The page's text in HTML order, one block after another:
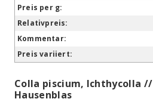
Colla piscium, Ichthycolla //
Hausenblas